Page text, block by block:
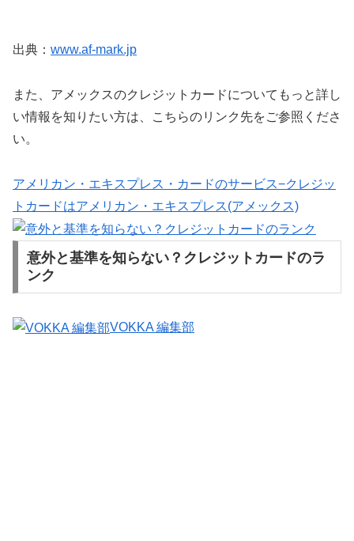
出典： www.af-mark.jp
また、アメックスのクレジットカードについてもっと詳し
い情報を知りたい方は、こちらのリンク先をご参照くださ
い。
アメリカン・エキスプレス・カードのサービス−クレジッ
トカードはアメリカン・エキスプレス(アメックス)
意外と基準を知らない？クレジットカードのラ
ンク
VOKKA 編集部